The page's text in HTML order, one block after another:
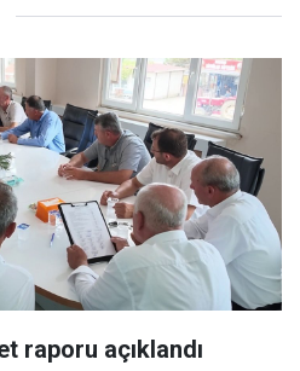
raporu açıklandı